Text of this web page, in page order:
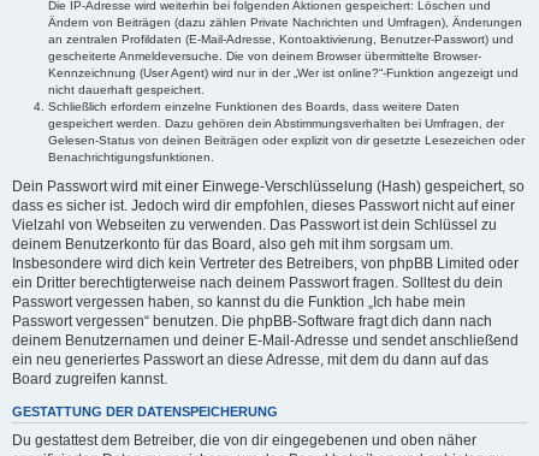
Die IP-Adresse wird weiterhin bei folgenden Aktionen gespeichert: Löschen und
Ändern von Beiträgen (dazu zählen Private Nachrichten und Umfragen), Änderungen
an zentralen Profildaten (E-Mail-Adresse, Kontoaktivierung, Benutzer-Passwort) und
gescheiterte Anmeldeversuche. Die von deinem Browser übermittelte Browser-
Kennzeichnung (User Agent) wird nur in der „Wer ist online?“-Funktion angezeigt und
nicht dauerhaft gespeichert.
Schließlich erfordern einzelne Funktionen des Boards, dass weitere Daten
gespeichert werden. Dazu gehören dein Abstimmungsverhalten bei Umfragen, der
Gelesen-Status von deinen Beiträgen oder explizit von dir gesetzte Lesezeichen oder
Benachrichtigungsfunktionen.
Dein Passwort wird mit einer Einwege-Verschlüsselung (Hash) gespeichert, so
dass es sicher ist. Jedoch wird dir empfohlen, dieses Passwort nicht auf einer
Vielzahl von Webseiten zu verwenden. Das Passwort ist dein Schlüssel zu
deinem Benutzerkonto für das Board, also geh mit ihm sorgsam um.
Insbesondere wird dich kein Vertreter des Betreibers, von phpBB Limited oder
ein Dritter berechtigterweise nach deinem Passwort fragen. Solltest du dein
Passwort vergessen haben, so kannst du die Funktion „Ich habe mein
Passwort vergessen“ benutzen. Die phpBB-Software fragt dich dann nach
deinem Benutzernamen und deiner E-Mail-Adresse und sendet anschließend
ein neu generiertes Passwort an diese Adresse, mit dem du dann auf das
Board zugreifen kannst.
GESTATTUNG DER DATENSPEICHERUNG
Du gestattest dem Betreiber, die von dir eingegebenen und oben näher